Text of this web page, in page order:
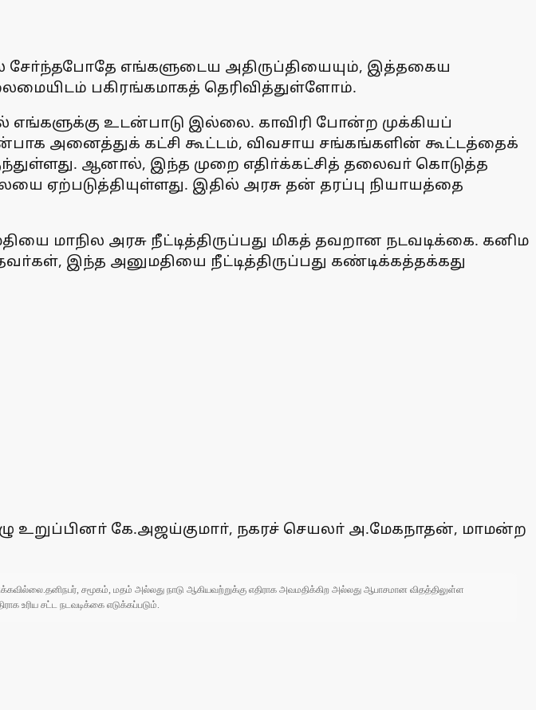
சோ்ந்தபோதே எங்களுடைய அதிருப்தியையும், இத்தகைய
பகிரங்கமாகத் தெரிவித்துள்ளோம்.
எங்களுக்கு உடன்பாடு இல்லை. காவிரி போன்ற முக்கியப்
அனைத்துக் கட்சி கூட்டம், விவசாய சங்கங்களின் கூட்டத்தைக்
ஆனால், இந்த முறை எதிா்க்கட்சித் தலைவா் கொடுத்த
ஏற்படுத்தியுள்ளது. இதில் அரசு தன் தரப்பு நியாயத்தை
மாநில அரசு நீட்டித்திருப்பது மிகத் தவறான நடவடிக்கை. கனிம
இந்த அனுமதியை நீட்டித்திருப்பது கண்டிக்கத்தக்கது
உறுப்பினா் கே.அஜய்குமாா், நகரச் செயலா் அ.மேகநாதன், மாமன்ற
சமூகம், மதம் அல்லது நாடு ஆகியவற்றுக்கு எதிராக அவமதிக்கிற அல்லது ஆபாசமான விதத்திலுள்ள
உரிய சட்ட நடவடிக்கை எடுக்கப்படும்.